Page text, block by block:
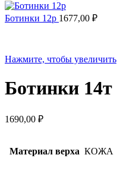
Ботинки 12р 1677,00 ₽
Нажмите, чтобы увеличить
Ботинки 14т
1690,00 ₽
Материал верха КОЖА